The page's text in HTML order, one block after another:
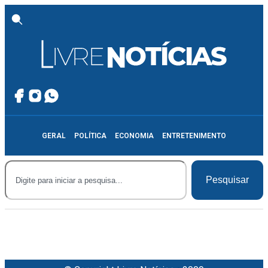
GERAL POLÍTICA ECONOMIA ENTRETENIMENTO
Pesquisar